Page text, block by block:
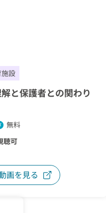
設
と保護者との関わり
無料
聴可
画を見る